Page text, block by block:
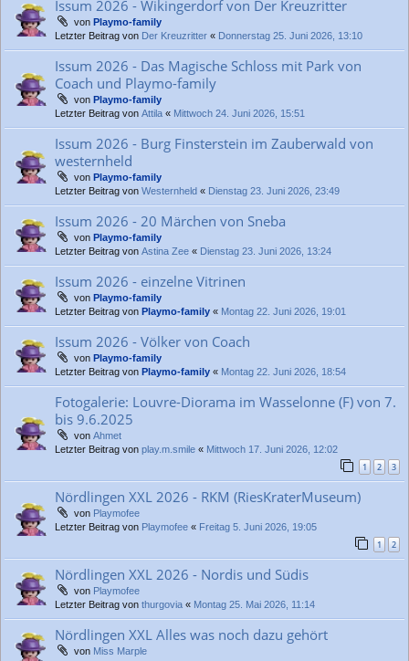
Issum 2026 - Wikingerdorf von Der Kreuzritter
von Playmo-family
Letzter Beitrag von Der Kreuzritter « Donnerstag 25. Juni 2026, 13:10
Issum 2026 - Das Magische Schloss mit Park von
Coach und Playmo-family
von Playmo-family
Letzter Beitrag von Attila « Mittwoch 24. Juni 2026, 15:51
Issum 2026 - Burg Finsterstein im Zauberwald von
westernheld
von Playmo-family
Letzter Beitrag von Westernheld « Dienstag 23. Juni 2026, 23:49
Issum 2026 - 20 Märchen von Sneba
von Playmo-family
Letzter Beitrag von Astina Zee « Dienstag 23. Juni 2026, 13:24
Issum 2026 - einzelne Vitrinen
von Playmo-family
Letzter Beitrag von Playmo-family « Montag 22. Juni 2026, 19:01
Issum 2026 - Völker von Coach
von Playmo-family
Letzter Beitrag von Playmo-family « Montag 22. Juni 2026, 18:54
Fotogalerie: Louvre-Diorama im Wasselonne (F) von 7.
bis 9.6.2025
von Ahmet
Letzter Beitrag von play.m.smile « Mittwoch 17. Juni 2026, 12:02
1 2 3
Nördlingen XXL 2026 - RKM (RiesKraterMuseum)
von Playmofee
Letzter Beitrag von Playmofee « Freitag 5. Juni 2026, 19:05
1 2
Nördlingen XXL 2026 - Nordis und Südis
von Playmofee
Letzter Beitrag von thurgovia « Montag 25. Mai 2026, 11:14
Nördlingen XXL Alles was noch dazu gehört
von Miss Marple